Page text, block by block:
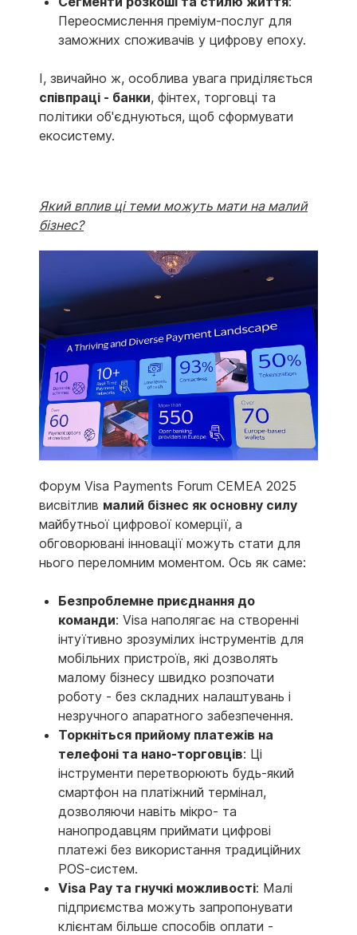
Переосмислення преміум-послуг для
заможних споживачів у цифрову епоху.
І, звичайно ж, особлива увага приділяється
співпраці - банки, фінтех, торговці та
політики об'єднуються, щоб сформувати
екосистему.
Який вплив ці теми можуть мати на малий
бізнес?
Форум Visa Payments Forum CEMEA 2025
висвітлив малий бізнес як основну силу
майбутньої цифрової комерції, а
обговорювані інновації можуть стати для
нього переломним моментом. Ось як саме:
Безпроблемне приєднання до
команди: Visa наполягає на створенні
інтуїтивно зрозумілих інструментів для
мобільних пристроїв, які дозволять
малому бізнесу швидко розпочати
роботу - без складних налаштувань і
незручного апаратного забезпечення.
Торкніться прийому платежів на
телефоні та нано-торговців: Ці
інструменти перетворюють будь-який
смартфон на платіжний термінал,
дозволяючи навіть мікро- та
нанопродавцям приймати цифрові
платежі без використання традиційних
POS-систем.
Visa Pay та гнучкі можливості: Малі
підприємства можуть запропонувати
клієнтам більше способів оплати -